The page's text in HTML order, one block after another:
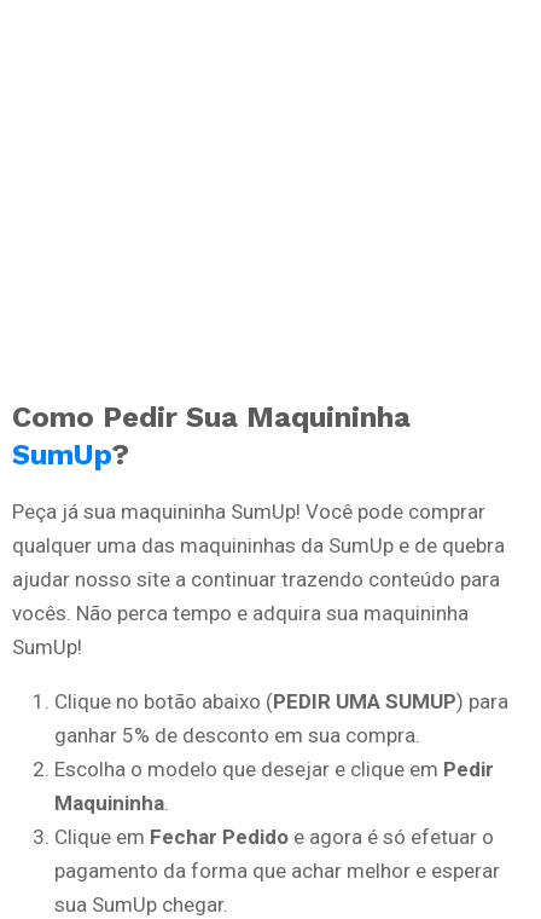
Como Pedir Sua Maquininha
SumUp?
Peça já sua maquininha SumUp! Você pode comprar
qualquer uma das maquininhas da SumUp e de quebra
ajudar nosso site a continuar trazendo conteúdo para
vocês. Não perca tempo e adquira sua maquininha
SumUp!
Clique no botão abaixo (PEDIR UMA SUMUP) para
ganhar 5% de desconto em sua compra.
Escolha o modelo que desejar e clique em Pedir
Maquininha.
Clique em Fechar Pedido e agora é só efetuar o
pagamento da forma que achar melhor e esperar
sua SumUp chegar.